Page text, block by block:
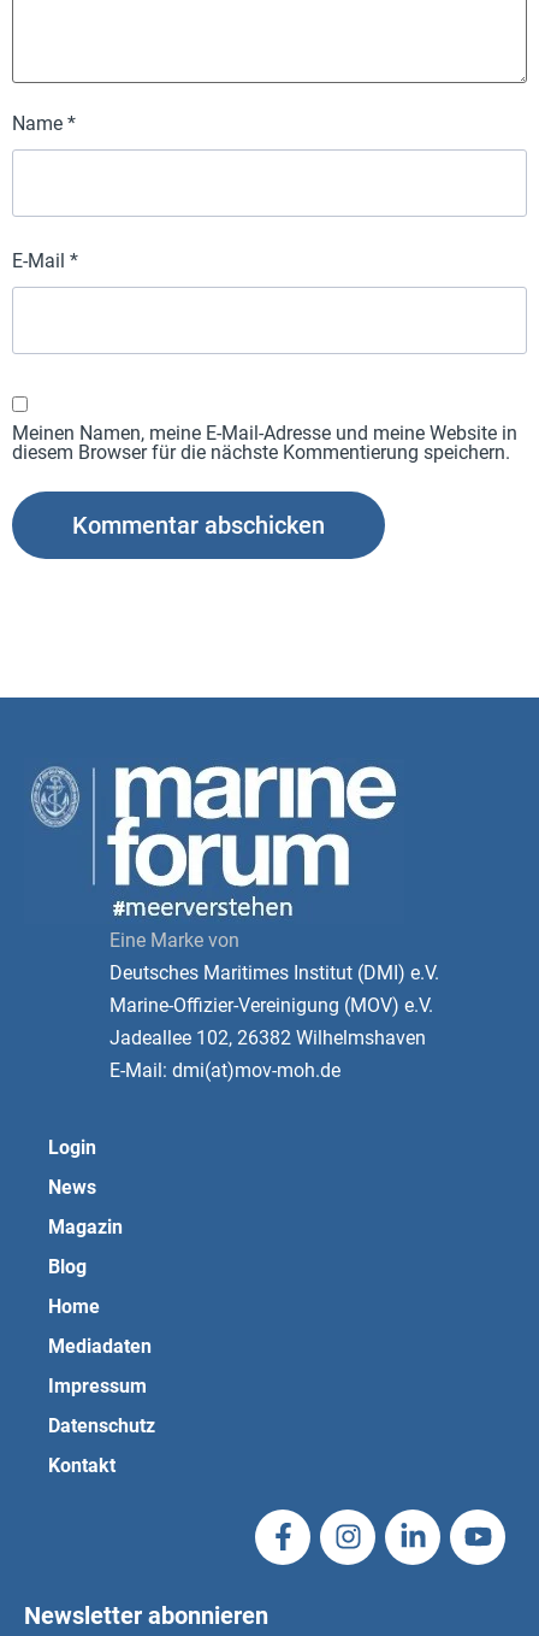
Name *
E-Mail *
Meinen Namen, meine E-Mail-Adresse und meine Website in
diesem Browser für die nächste Kommentierung speichern.
Eine Marke von
Deutsches Maritimes Institut (DMI) e.V.
Marine-Offizier-Vereinigung (MOV) e.V.
Jadeallee 102, 26382 Wilhelmshaven
E-Mail: dmi(at)mov-moh.de
Login
News
Magazin
Blog
Home
Mediadaten
Impressum
Datenschutz
Kontakt
Newsletter abonnieren